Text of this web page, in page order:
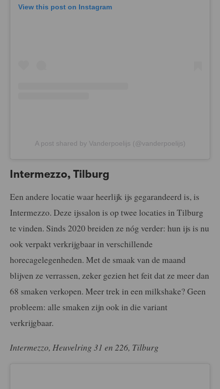
View this post on Instagram
A post shared by Vanderpoelijs (@vanderpoelijs)
Intermezzo, Tilburg
Een andere locatie waar heerlijk ijs gegarandeerd is, is
Intermezzo. Deze ijssalon is op twee locaties in Tilburg
te vinden. Sinds 2020 breiden ze nóg verder: hun ijs is nu
ook verpakt verkrijgbaar in verschillende
horecagelegenheden. Met de smaak van de maand
blijven ze verrassen, zeker gezien het feit dat ze meer dan
68 smaken verkopen. Meer trek in een milkshake? Geen
probleem: alle smaken zijn ook in die variant
verkrijgbaar.
Intermezzo, Heuvelring 31 en 226, Tilburg